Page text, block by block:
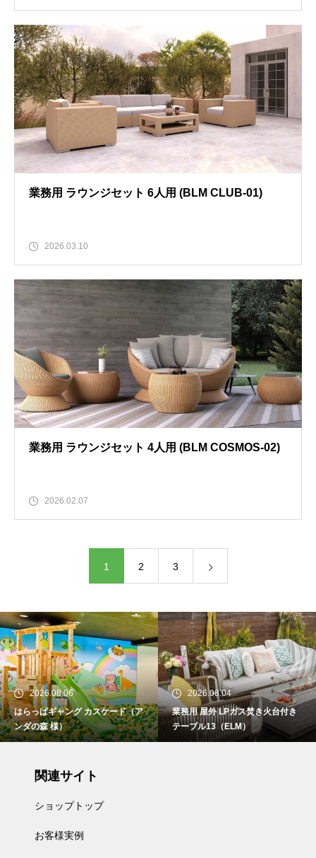
業務用 ラウンジセット 6人用 (BLM CLUB-01)
2026.03.10
業務用 ラウンジセット 4人用 (BLM COSMOS-02)
2026.02.07
1 2 3
2026.08.06
はらっぱギャング カスケード（ア
ンダの森 様）
2026.08.04
業務用 屋外 LPガス焚き火台付き
テーブル13（ELM）
関連サイト
ショップトップ
お客様実例